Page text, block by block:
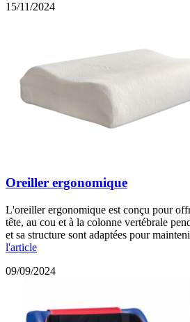
15/11/2024
Oreiller ergonomique
L'oreiller ergonomique est conçu pour
tête, au cou et à la colonne vertébrale
et sa structure sont adaptées pour
l'article
09/09/2024